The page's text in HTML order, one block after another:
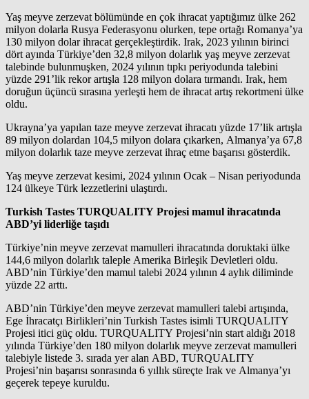
Yaş meyve zerzevat bölümünde en çok ihracat yaptığımız ülke 262
milyon dolarla Rusya Federasyonu olurken, tepe ortağı Romanya’ya
130 milyon dolar ihracat gerçekleştirdik. Irak, 2023 yılının birinci
dört ayında Türkiye’den 32,8 milyon dolarlık yaş meyve zerzevat
talebinde bulunmuşken, 2024 yılının tıpkı periyodunda talebini
yüzde 291’lik rekor artışla 128 milyon dolara tırmandı. Irak, hem
doruğun üçüncü sırasına yerleşti hem de ihracat artış rekortmeni ülke
oldu.
Ukrayna’ya yapılan taze meyve zerzevat ihracatı yüzde 17’lik artışla
89 milyon dolardan 104,5 milyon dolara çıkarken, Almanya’ya 67,8
milyon dolarlık taze meyve zerzevat ihraç etme başarısı gösterdik.
Yaş meyve zerzevat kesimi, 2024 yılının Ocak – Nisan periyodunda
124 ülkeye Türk lezzetlerini ulaştırdı.
Turkish Tastes TURQUALITY Projesi mamul ihracatında
ABD’yi liderliğe taşıdı
Türkiye’nin meyve zerzevat mamulleri ihracatında doruktaki ülke
144,6 milyon dolarlık taleple Amerika Birleşik Devletleri oldu.
ABD’nin Türkiye’den mamul talebi 2024 yılının 4 aylık diliminde
yüzde 22 arttı.
ABD’nin Türkiye’den meyve zerzevat mamulleri talebi artışında,
Ege İhracatçı Birlikleri’nin Turkish Tastes isimli TURQUALITY
Projesi itici güç oldu. TURQUALITY Projesi’nin start aldığı 2018
yılında Türkiye’den 180 milyon dolarlık meyve zerzevat mamulleri
talebiyle listede 3. sırada yer alan ABD, TURQUALITY
Projesi’nin başarısı sonrasında 6 yıllık süreçte Irak ve Almanya’yı
geçerek tepeye kuruldu.